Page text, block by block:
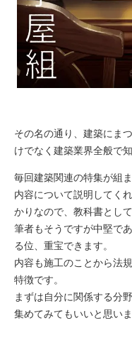
その名の通り、建築にま
けでなく建築業界全般で
毎回建築関連の特集が組
内容について説明してく
かりなので、教科書とし
筆者もそうですが中堅で
る位、重宝できます。
内容も施工のことから法
特徴です。
まずは自分に関係する分
集めてみてもいいと思いま